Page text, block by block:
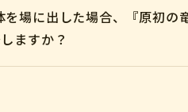
場に出した場合、『原初の
ますか？